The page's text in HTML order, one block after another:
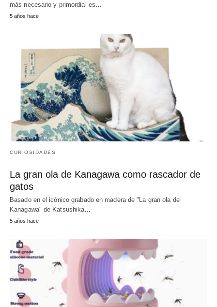
más necesario y primordial es…
5 años hace
CURIOSIDADES
La gran ola de Kanagawa como rascador de
gatos
Basado en el icónico grabado en madera de "La gran ola de
Kanagawa" de Katsushika…
5 años hace